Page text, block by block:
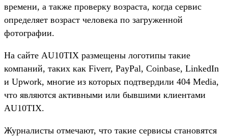
времени, а также проверку возраста, когда сервис
определяет возраст человека по загруженной
фотографии.
На сайте AU10TIX размещены логотипы такие
компаний, таких как Fiverr, PayPal, Coinbase, LinkedIn
и Upwork, многие из которых подтвердили 404 Media,
что являются активными или бывшими клиентами
AU10TIX.
Журналисты отмечают, что такие сервисы становятся